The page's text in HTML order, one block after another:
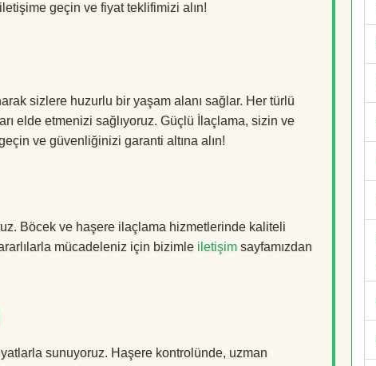
geçin ve fiyat teklifimizi alın!
sizlere huzurlu bir yaşam alanı sağlar. Her türlü
elde etmenizi sağlıyoruz. Güçlü İlaçlama, sizin ve
ve güvenliğinizi garanti altına alın!
Böcek ve haşere ilaçlama hizmetlerinde kaliteli
mücadeleniz için bizimle iletişim sayfamızdan
sunuyoruz. Haşere kontrolünde, uzman